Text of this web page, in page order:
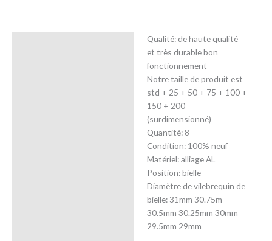
Qualité: de haute qualité
et très durable bon
fonctionnement
Notre taille de produit est
std + 25 + 50 + 75 + 100 +
150 + 200
(surdimensionné)
Quantité: 8
Condition: 100% neuf
Matériel: alliage AL
Position: bielle
Diamètre de vilebrequin de
bielle: 31mm 30.75m
30.5mm 30.25mm 30mm
29.5mm 29mm